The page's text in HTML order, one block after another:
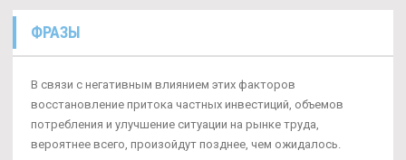
ФРАЗЫ
В связи с негативным влиянием этих факторов
восстановление притока частных инвестиций, объемов
потребления и улучшение ситуации на рынке труда,
вероятнее всего, произойдут позднее, чем ожидалось.